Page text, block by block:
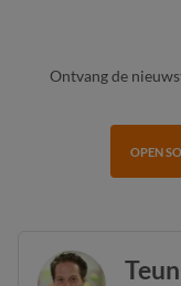
Ontvang de
OPEN
Teun